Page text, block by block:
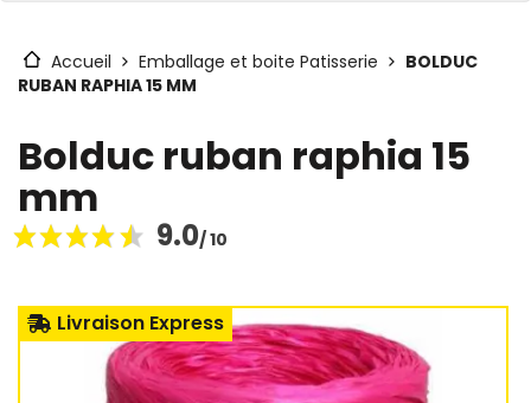
Accueil Emballage et boite Patisserie
BOLDUC
RUBAN RAPHIA 15 MM
Bolduc ruban raphia 15
mm
9.0/ 10
Livraison Express